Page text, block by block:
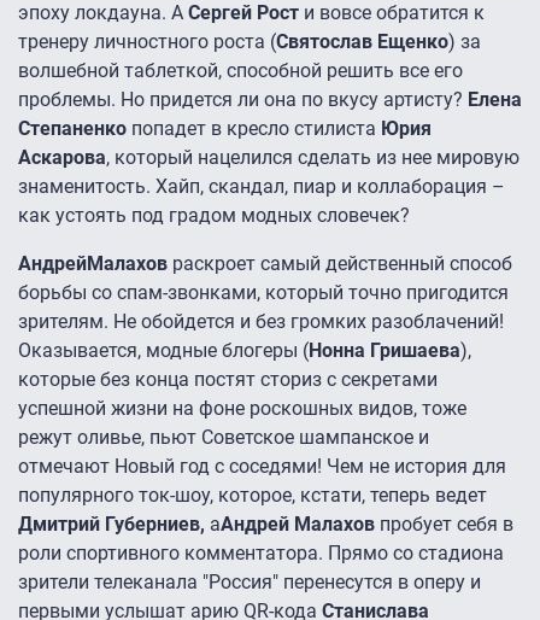
эпоху локдауна. А Сергей Рост и вовсе обратится к
тренеру личностного роста (Святослав Ещенко) за
волшебной таблеткой, способной решить все его
проблемы. Но придется ли она по вкусу артисту? Елена
Степаненко попадет в кресло стилиста Юрия
Аскарова, который нацелился сделать из нее мировую
знаменитость. Хайп, скандал, пиар и коллаборация –
как устоять под градом модных словечек?
АндрейМалахов раскроет самый действенный способ
борьбы со спам-звонками, который точно пригодится
зрителям. Не обойдется и без громких разоблачений!
Оказывается, модные блогеры (Нонна Гришаева),
которые без конца постят сториз с секретами
успешной жизни на фоне роскошных видов, тоже
режут оливье, пьют Советское шампанское и
отмечают Новый год с соседями! Чем не история для
популярного ток-шоу, которое, кстати, теперь ведет
Дмитрий Губерниев, аАндрей Малахов пробует себя в
роли спортивного комментатора. Прямо со стадиона
зрители телеканала "Россия" перенесутся в оперу и
первыми услышат арию QR-кода Станислава